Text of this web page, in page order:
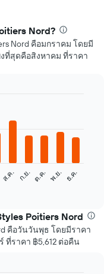
Nord?
Nord คือมกราคม โดยมี
ที่สุดคือสิงหาคม ที่ราคา
ส.ค. ก.ย. ต.ค. พ.ย. ธ.ค.
Poitiers Nord
คือวันวันพุธ โดยมีราคา
ที่ราคา ฿5,612 ต่อคืน